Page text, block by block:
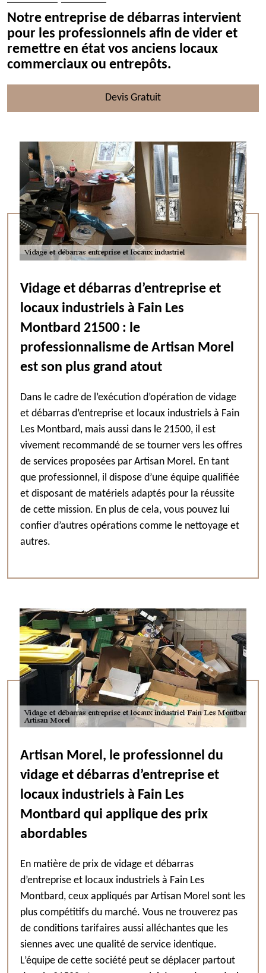
Notre entreprise de débarras intervient
pour les professionnels afin de vider et
remettre en état vos anciens locaux
commerciaux ou entrepôts.
Devis Gratuit
Vidage et débarras d’entreprise et
locaux industriels à Fain Les
Montbard 21500 : le
professionnalisme de Artisan Morel
est son plus grand atout
Dans le cadre de l’exécution d’opération de vidage
et débarras d’entreprise et locaux industriels à Fain
Les Montbard, mais aussi dans le 21500, il est
vivement recommandé de se tourner vers les offres
de services proposées par Artisan Morel. En tant
que professionnel, il dispose d’une équipe qualifiée
et disposant de matériels adaptés pour la réussite
de cette mission. En plus de cela, vous pouvez lui
confier d’autres opérations comme le nettoyage et
autres.
Artisan Morel, le professionnel du
vidage et débarras d’entreprise et
locaux industriels à Fain Les
Montbard qui applique des prix
abordables
En matière de prix de vidage et débarras
d’entreprise et locaux industriels à Fain Les
Montbard, ceux appliqués par Artisan Morel sont les
plus compétitifs du marché. Vous ne trouverez pas
de conditions tarifaires aussi alléchantes que les
siennes avec une qualité de service identique.
L’équipe de cette société peut se déplacer partout